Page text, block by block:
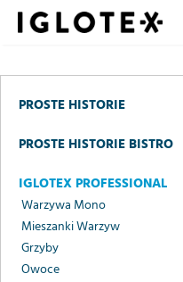
Zaloguj się
się opłaca!
PROSTE HISTORIE
PROSTE HISTORIE BISTRO
IGLOTEX PROFESSIONAL
Warzywa Mono
Mieszanki Warzyw
Grzyby
Owoce